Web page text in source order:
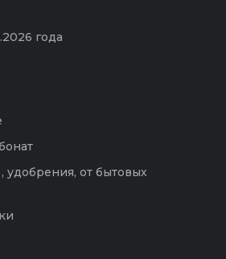
года
удобрения, от бытовых